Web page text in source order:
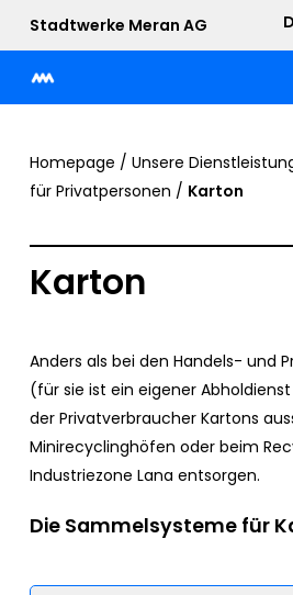
main
content
Stadtwerke Meran AG
Homepage / Unsere
für Privatpersonen / Karton
Karton
Anders als bei den Handels- und
(für sie ist ein eigener
der Privatverbraucher Kartons
Minirecyclinghöfen oder beim
Industriezone Lana entsorgen.
Die Sammelsysteme für